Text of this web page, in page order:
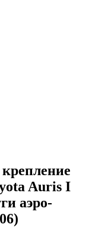
Auris I
аэро-